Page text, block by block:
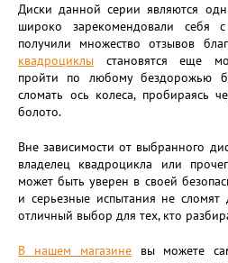
Диски данной серии являются
широко зарекомендовали себя
получили множество отзывов
квадроциклы становятся еще
пройти по любому бездорожью
сломать ось колеса, пробираясь
болото.
Вне зависимости от выбранного
владелец квадроцикла или
может быть уверен в своей
и серьезные испытания не
отличный выбор для тех, кто
В нашем магазиневы можете